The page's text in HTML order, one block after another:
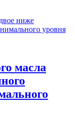
масла